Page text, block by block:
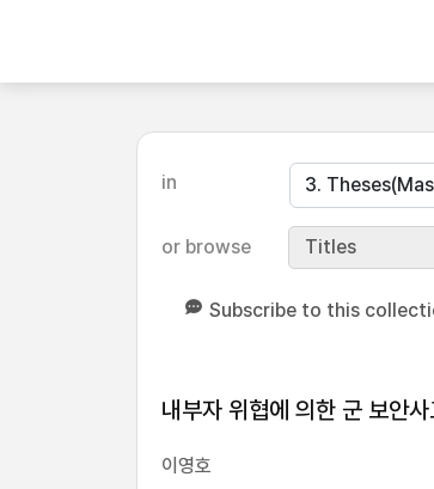
in
or browse Titles
Subscribe to this
내부자 위협에 의한 군 보안
이영호